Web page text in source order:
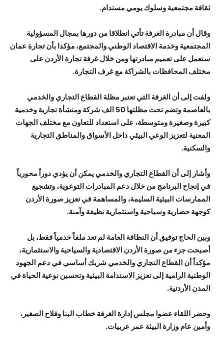
ثقافة مجتمعية وسلوك يومي مستدام.
وقال أن مبادرة الغرفة تأتي انطلاقا من دورها بمجال المسؤولية
المجتمعية وخدمة الاقتصاد الوطني والمجتمع، مؤكدا بأن تجارة عمان
ستعمل على تعميم مبادرتها ومن خلال غرفة تجارة الأردن على
مختلف المحافظات بالشراكة مع غرف التجارة.
ولفت إلى أن الغرفة التي تعتبر مظلة القطاع التجاري والخدمي
بالعاصمة وتضم تحت مظلتها 50 الف شركة ومنشأة تجارية وخدمية
كبيرة وصغيرة ومتوسطة، على استعداد للتعاون مع مختلف الجهات
المعنية لتعزيز الوعي البيئي داخل الأسواق والمناطق التجارية
والسكنية.
وأشار إلى أن القطاع التجاري والخدمي يمكن أن يؤدي دوراً محورياً
في إنجاح البرنامج من خلال دعم المبادرات التوعوية، وتشجيع
الممارسات البيئية السليمة، والمساهمة في تعزيز صورة الأردن
كوجهة حضارية وسياحية واستثمارية نظيفة وآمنة.
وبين الحاج توفيق أن النظافة العامة لم تعد ملفاً خدمياً فقط، بل
أصبحت جزء من صورة الأردن الاقتصادية والسياحية والاستثمارية،
مؤكداً أن القطاع التجاري والخدمي شريك أساسي في دعم الجهود
الوطنية الرامية إلى تعزيز الاستدامة البيئية وتحسين نوعية الحياة في
المدن الأردنية.
وحضر اللقاء عضوا مجلس إدارة الغرفة خطاب البنا وفلاح الصغير،
وأمين عام وزارة البيئة عمر عربيات.